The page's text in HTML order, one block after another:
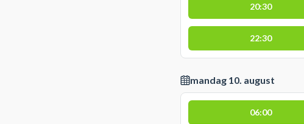
20:30
22:30
mandag 10. august
06:00